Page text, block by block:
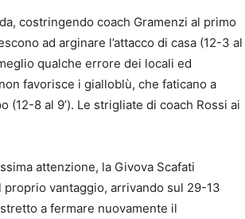
costringendo coach Gramenzi al primo
ad arginare l’attacco di casa (12-3 al
qualche errore dei locali ed
favorisce i gialloblù, che faticano a
8 al 9’). Le strigliate di coach Rossi ai
attenzione, la Givova Scafati
vantaggio, arrivando sul 29-13
a fermare nuovamente il